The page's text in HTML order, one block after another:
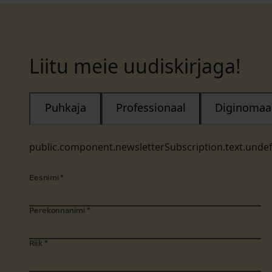
Liitu meie uudiskirjaga!
Puhkaja Professionaal
Eesnimi *
Perekonnanimi *
Riik *